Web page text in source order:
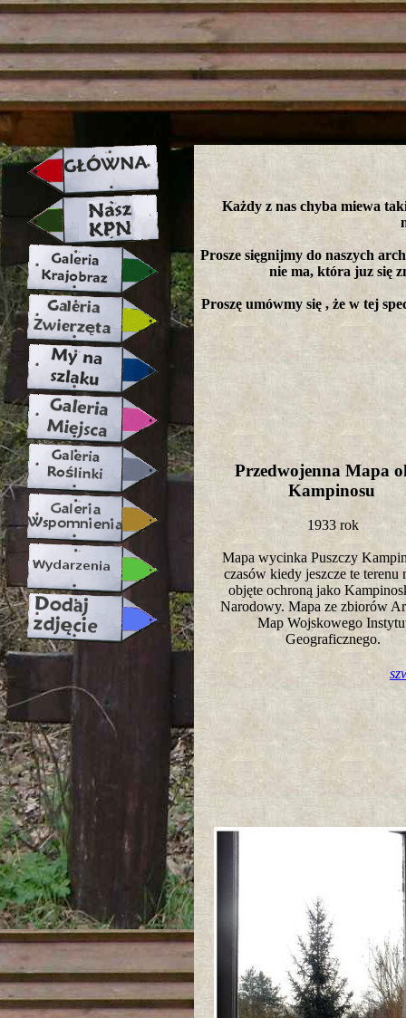
strona w naprawie zapraszamy
Każdy z nas chyba miewa
Prosze sięgnijmy do naszych
nie ma, która juz się
Proszę umówmy się , że w tej
Przedwojenna Mapa
Kampinosu
1933 rok
Mapa wycinka Puszczy
czasów kiedy jeszcze te terenu
objęte ochroną jako
Narodowy. Mapa ze zbiorów
Map Wojskowego
Geograficznego.